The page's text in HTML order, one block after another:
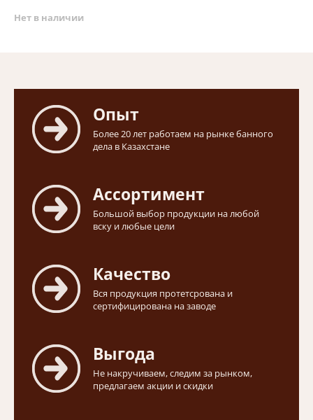
Нет в наличии
Опыт
Более 20 лет работаем на рынке банного
дела в Казахстане
Ассортимент
Большой выбор продукции на любой
вску и любые цели
Качество
Вся продукция протетсрована и
сертифицирована на заводе
Выгода
Не накручиваем, следим за рынком,
предлагаем акции и скидки